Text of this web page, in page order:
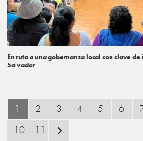
En ruta a una gobernanza local con clave de
Salvador
1 2 3 4 5 6
10
11